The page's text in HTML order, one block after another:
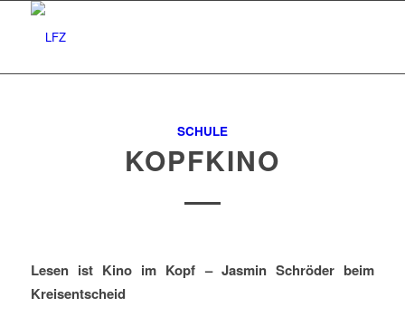
SCHULE
KOPFKINO
Lesen ist Kino im Kopf – Jasmin Schröder beim
Kreisentscheid